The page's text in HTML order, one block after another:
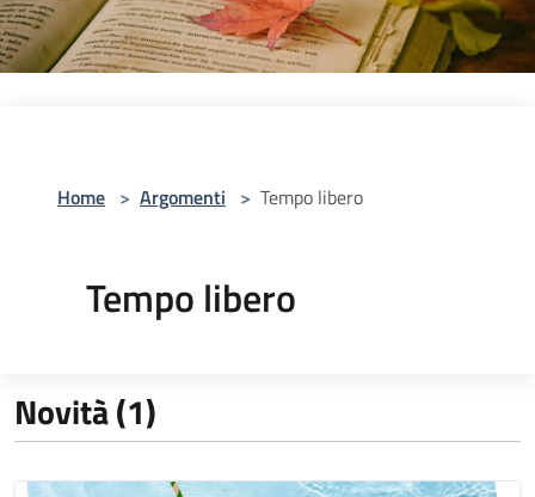
Home > Argomenti > Tempo libero
Tempo libero
Novità (1)